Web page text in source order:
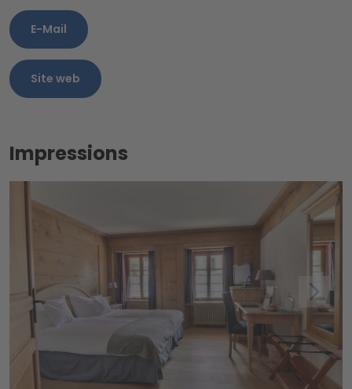
E-Mail
Site web
Impressions